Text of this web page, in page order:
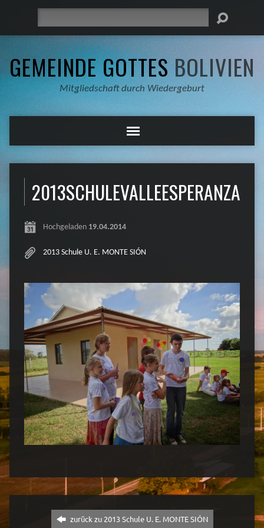
GEMEINDE GOTTES BOLIVIEN
Mitgliedschaft durch Wiedergeburt
Hochgeladen 19.04.2014
2013 Schule U. E. MONTE SIÓN
zurück zu 2013 Schule U. E. MONTE SIÓN